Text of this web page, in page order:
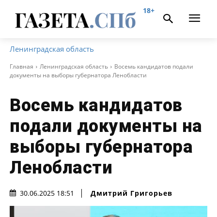
18+
Ленинградская область
Главная Ленинградская область
Восемь кандидатов подали
документы на выборы губернатора Ленобласти
Восемь кандидатов
подали документы на
выборы губернатора
Ленобласти
30.06.2025 18:51 Дмитрий Григорьев